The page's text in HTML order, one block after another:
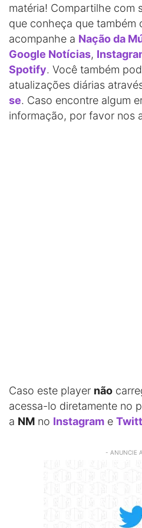
matéria! Compartilhe com
que conheça que também
acompanhe a Nação da
Google Notícias,
Spotify. Você também
atualizações diárias
se. Caso encontre algum
informação, por favor nos
Caso este player não
acessa-lo diretamente no
a NM no Instagram e
- ANUNCIE